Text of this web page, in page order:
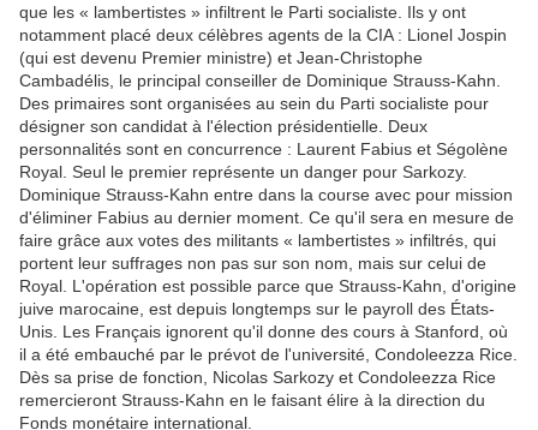
que les « lambertistes » infiltrent le Parti socialiste. Ils y ont
notamment placé deux célèbres agents de la CIA : Lionel Jospin
(qui est devenu Premier ministre) et Jean-Christophe
Cambadélis, le principal conseiller de Dominique Strauss-Kahn.
Des primaires sont organisées au sein du Parti socialiste pour
désigner son candidat à l'élection présidentielle. Deux
personnalités sont en concurrence : Laurent Fabius et Ségolène
Royal. Seul le premier représente un danger pour Sarkozy.
Dominique Strauss-Kahn entre dans la course avec pour mission
d'éliminer Fabius au dernier moment. Ce qu'il sera en mesure de
faire grâce aux votes des militants « lambertistes » infiltrés, qui
portent leur suffrages non pas sur son nom, mais sur celui de
Royal. L'opération est possible parce que Strauss-Kahn, d'origine
juive marocaine, est depuis longtemps sur le payroll des États-
Unis. Les Français ignorent qu'il donne des cours à Stanford, où
il a été embauché par le prévot de l'université, Condoleezza Rice.
Dès sa prise de fonction, Nicolas Sarkozy et Condoleezza Rice
remercieront Strauss-Kahn en le faisant élire à la direction du
Fonds monétaire international.